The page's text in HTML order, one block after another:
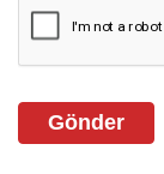
Gönder